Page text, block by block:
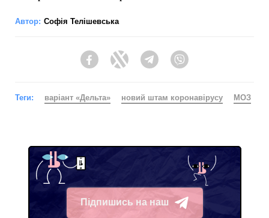
Автор: Софія Телішевська
FacebookTwitter Telegram
Теги: варіант «Дельта» новий штам коронавірусу МОЗ
Підпишись на наш
Telegram